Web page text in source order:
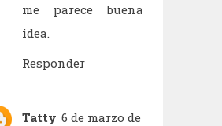
me parece buena
idea.
Responder
Tatty 6 de marzo de